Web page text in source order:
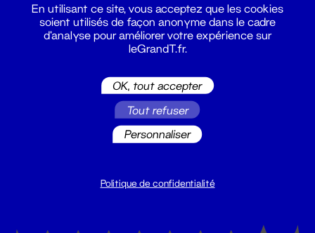
Du lundi au vendredi 14h → 18h
En utilisant ce site, vous acceptez que les cookies
soient utilisés de façon anonyme dans le cadre
d'analyse pour améliorer votre expérience sur
leGrandT.fr.
OK, tout accepter
Tout refuser
Personnaliser
Politique de confidentialité